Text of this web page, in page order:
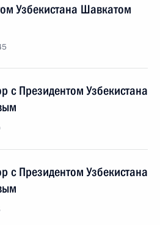
Узбекистана Шавкатом
с Президентом Узбекистана
с Президентом Узбекистана